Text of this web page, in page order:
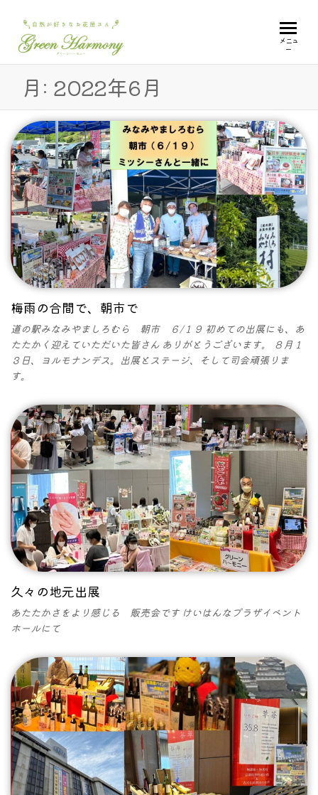
HARMONY
好
き
な
お
花
屋
さ
ん
メニュ
ー
月: 2022年6月
梅雨の合間で、朝市で
道の駅みなみやましろむら 朝市 ６/１９ 初めての出展にも、あ
たたかく迎えていただいた皆さん ありがとうございます。 ８月１
３日、ヨルモナンデス。出展とステージ、そして司会頑張りま
す。
久々の地元出展
あたたかさをより感じる 販売会です けいはんなプラザイベント
ホールにて